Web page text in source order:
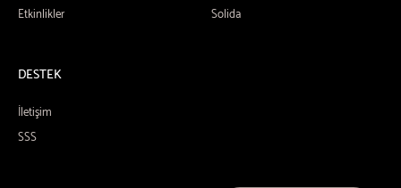
Etkinlikler
Solida
DESTEK
İletişim
SSS